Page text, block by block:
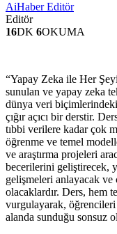
AiHaber Editör
Editör
16DK 6OKUMA
“Yapay Zeka ile Her
sunulan ve yapay zeka
dünya veri
çığır açıcı bir derstir.
tıbbi verilere kadar çok
öğrenme ve temel
ve araştırma projeleri
becerilerini geliştirecek,
gelişmeleri anlayacak
olacaklardır. Ders, hem
vurgulayarak,
alanda sunduğu sonsuz